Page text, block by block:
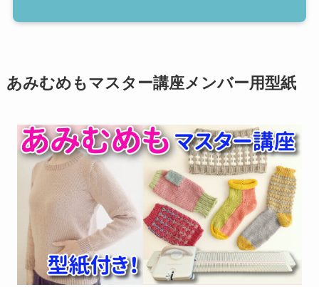
あみむめもマスター講座メンバー用型紙